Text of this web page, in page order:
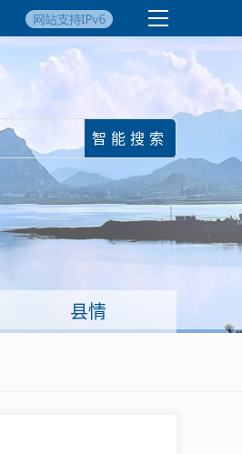
县情